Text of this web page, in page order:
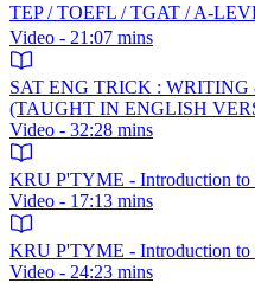
TEP / TOEFL / TGAT / A-
Video - 21:07 mins
SAT ENG TRICK :
(TAUGHT IN ENGLISH
Video - 32:28 mins
KRU P'TYME - Introduction
Video - 17:13 mins
KRU P'TYME - Introduction
Video - 24:23 mins